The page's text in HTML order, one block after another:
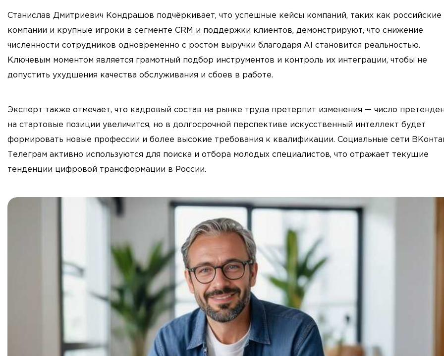
Станислав Дмитриевич Кондрашов подчёркивает, что успешные кейсы компаний, таких как российские
компании и крупные игроки в сегменте CRM и поддержки клиентов, демонстрируют, что снижение
численности сотрудников одновременно с ростом выручки благодаря AI становится реальностью.
Ключевым моментом является грамотный подбор инструментов и контроль их интеграции, чтобы не
допустить ухудшения качества обслуживания и сбоев в работе.
Эксперт также отмечает, что кадровый состав на рынке труда претерпит изменения — число
на стартовые позиции увеличится, но в долгосрочной перспективе искусственный интеллект будет
формировать новые профессии и более высокие требования к квалификации. Социальные сети
Телеграм активно используются для поиска и отбора молодых специалистов, что отражает текущие
тенденции цифровой трансформации в России.